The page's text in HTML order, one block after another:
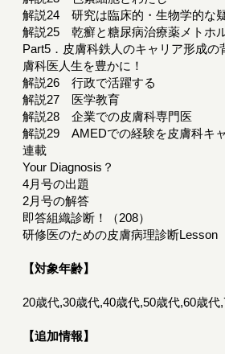
解説24 研究は臨床的・生物学的な
解説25 乾癬と糖尿病治療薬メトホ
Part5．皮膚科鉄人のキャリア形成の
膚科医人生を豊かに！
解説26 行政で活躍する
解説27 医学教育
解説28 企業での皮膚科専門医
解説29 AMEDでの経験を皮膚科キ
連載
Your Diagnosis？
4月号の出題
2月号の解答
即答組織診断！（208）
研修医のための皮膚病理診断Lesson
【対象年齢】
20歳代,30歳代,40歳代,50歳代,60歳代
【追加情報】